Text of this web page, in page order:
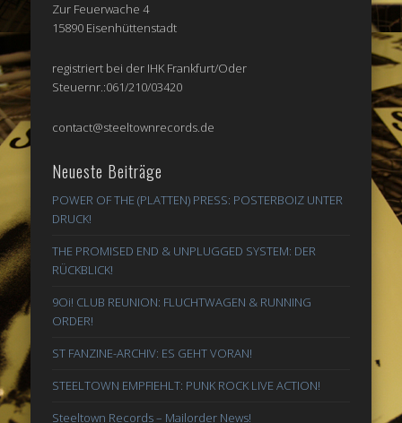
Zur Feuerwache 4
15890 Eisenhüttenstadt
registriert bei der IHK Frankfurt/Oder
Steuernr.:061/210/03420
contact@steeltownrecords.de
Neueste Beiträge
POWER OF THE (PLATTEN) PRESS: POSTERBOIZ UNTER
DRUCK!
THE PROMISED END & UNPLUGGED SYSTEM: DER
RÜCKBLICK!
9Oi! CLUB REUNION: FLUCHTWAGEN & RUNNING
ORDER!
ST FANZINE-ARCHIV: ES GEHT VORAN!
STEELTOWN EMPFIEHLT: PUNK ROCK LIVE ACTION!
Steeltown Records – Mailorder News!